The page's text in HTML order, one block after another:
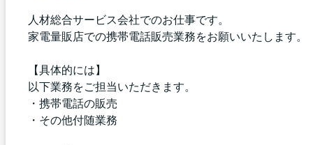
人材総合サービス会社でのお仕事です。
家電量販店での携帯電話販売業務をお願いいたします。
【具体的には】
以下業務をご担当いただきます。
・携帯電話の販売
・その他付随業務